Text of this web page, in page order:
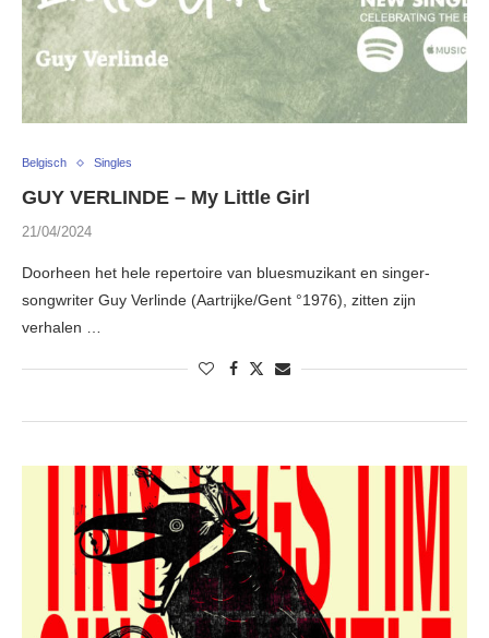
Belgisch Singles
GUY VERLINDE – My Little Girl
21/04/2024
Doorheen het hele repertoire van bluesmuzikant en singer-
songwriter Guy Verlinde (Aartrijke/Gent °1976), zitten zijn
verhalen …